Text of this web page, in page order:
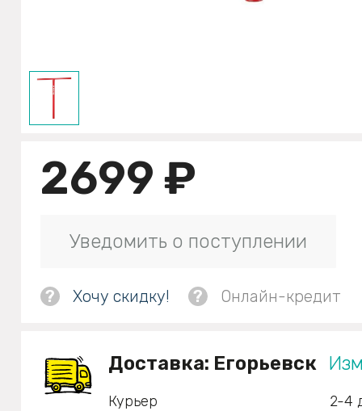
2699 ₽
Уведомить о поступлении
? Хочу скидку! ? Онлайн-кредит
Доставка: Егорьевск
Курьер
2-4